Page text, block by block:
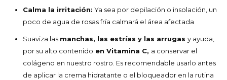
Calma la irritación: Ya sea por depilación o insolación, un
poco de agua de rosas fría calmará el área afectada
Suaviza las manchas, las estrías y las arrugas y ayuda,
por su alto contenido en Vitamina C, a conservar el
colágeno en nuestro rostro. Es recomendable usarlo antes
de aplicar la crema hidratante o el bloqueador en la rutina